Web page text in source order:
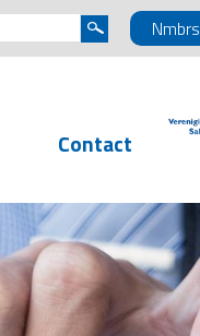
Nmbrs
Contact